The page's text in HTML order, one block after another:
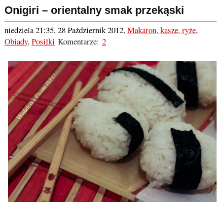
Onigiri – orientalny smak przekąski
niedziela 21:35, 28 Październik 2012, Makaron, kasze, ryże,
Obiady, Posiłki Komentarze: 2